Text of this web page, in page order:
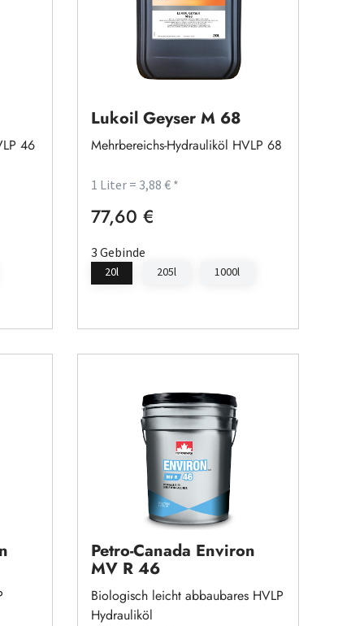
46
Lukoil Geyser M 68
Mehrbereichs-Hydrauliköl HVLP 68
1 Liter = 3,88 € *
Regulärer Preis:
77,60 €
3 Gebinde
20l 205l 1000l
Petro-Canada Environ
MV R 46
Biologisch leicht abbaubares HVLP
Hydrauliköl